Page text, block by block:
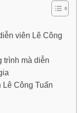
viên Lê Công
trình mà diễn
Công Tuấn